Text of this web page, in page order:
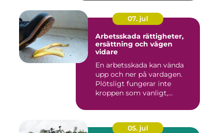
07. jul
Arbetsskada rättigheter,
ersättning och vägen
vidare
En arbetsskada kan vända
upp och ner på vardagen.
Plötsligt fungerar inte
kroppen som vanligt,
05. jul